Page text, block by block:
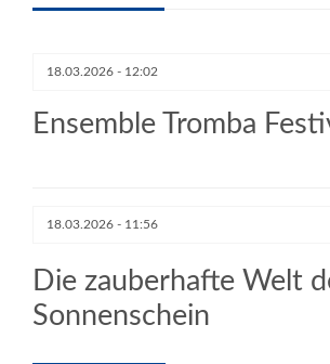
18.03.2026 - 12:02
Ensemble Tromba
18.03.2026 - 11:56
Die zauberhafte Welt
Sonnenschein